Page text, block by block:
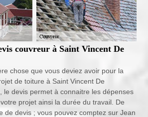
couvreur à Saint Vincent De
chose que vous deviez avoir pour la
de toiture à Saint Vincent De
le devis permet à connaitre les dépenses
projet ainsi la durée du travail. De
de devis ; vous pouvez comptez sur Jean